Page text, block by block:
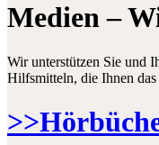
Medien –
Wir unterstützen Sie und
Hilfsmitteln, die Ihnen